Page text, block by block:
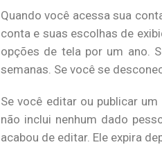
Quando você acessa sua
conta e suas escolhas de
opções de tela por um ano.
semanas. Se você se
Se você editar ou publicar
não inclui nenhum dado
acabou de editar. Ele expira